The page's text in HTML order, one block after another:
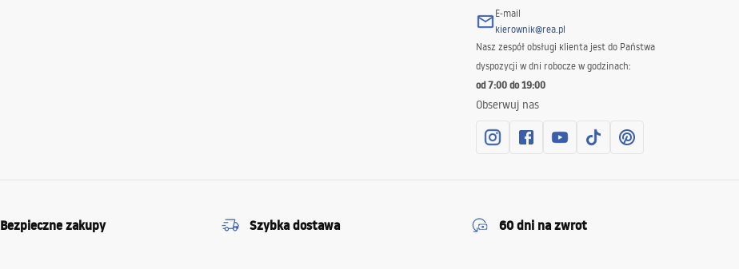
E-mail
kierownik@rea.pl
Nasz zespół obsługi klienta jest do Państwa
dyspozycji w dni robocze w godzinach:
od 7:00 do 19:00
Obserwuj nas
Bezpieczne zakupy Szybka dostawa 60 dni na zwrot